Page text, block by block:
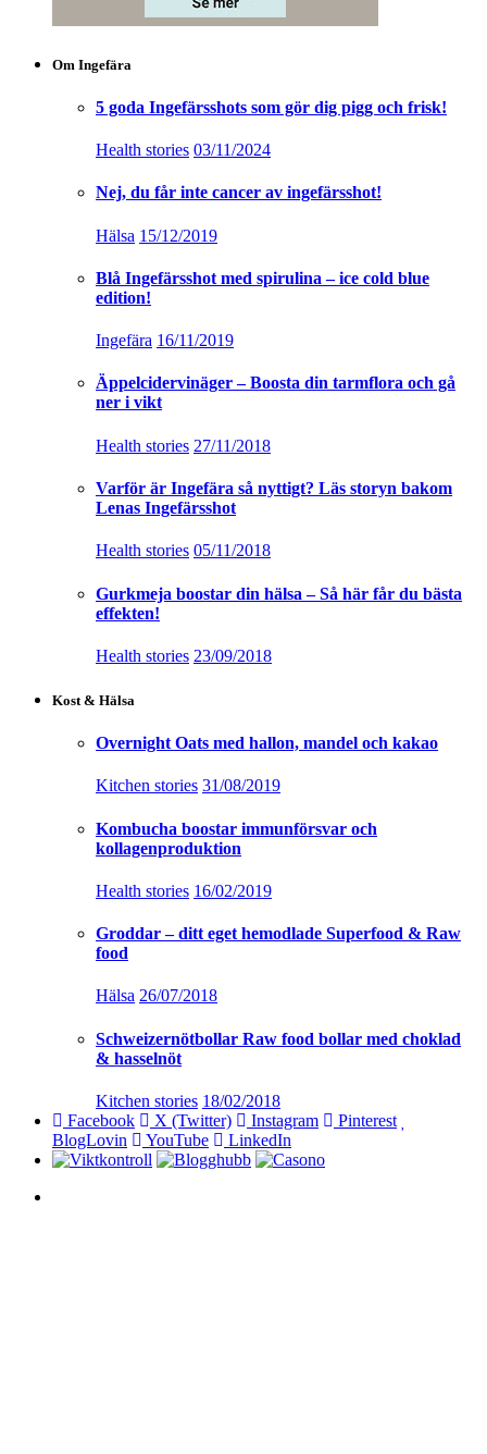
Om Ingefära
5 goda Ingefärsshots som gör dig pigg och frisk!
Health stories 03/11/2024
Nej, du får inte cancer av ingefärsshot!
Hälsa 15/12/2019
Blå Ingefärsshot med spirulina – ice cold blue
edition!
Ingefära 16/11/2019
Äppelcidervinäger – Boosta din tarmflora och gå
ner i vikt
Health stories 27/11/2018
Varför är Ingefära så nyttigt? Läs storyn bakom
Lenas Ingefärsshot
Health stories 05/11/2018
Gurkmeja boostar din hälsa – Så här får du bästa
effekten!
Health stories 23/09/2018
Kost & Hälsa
Overnight Oats med hallon, mandel och kakao
Kitchen stories 31/08/2019
Kombucha boostar immunförsvar och
kollagenproduktion
Health stories 16/02/2019
Groddar – ditt eget hemodlade Superfood & Raw
food
Hälsa 26/07/2018
Schweizernötbollar Raw food bollar med choklad
& hasselnöt
Kitchen stories 18/02/2018
Facebook
X (Twitter) Instagram
Pinterest
BlogLovin
YouTube LinkedIn